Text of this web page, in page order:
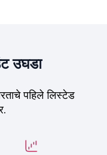
उघडा
पहिले लिस्टेड